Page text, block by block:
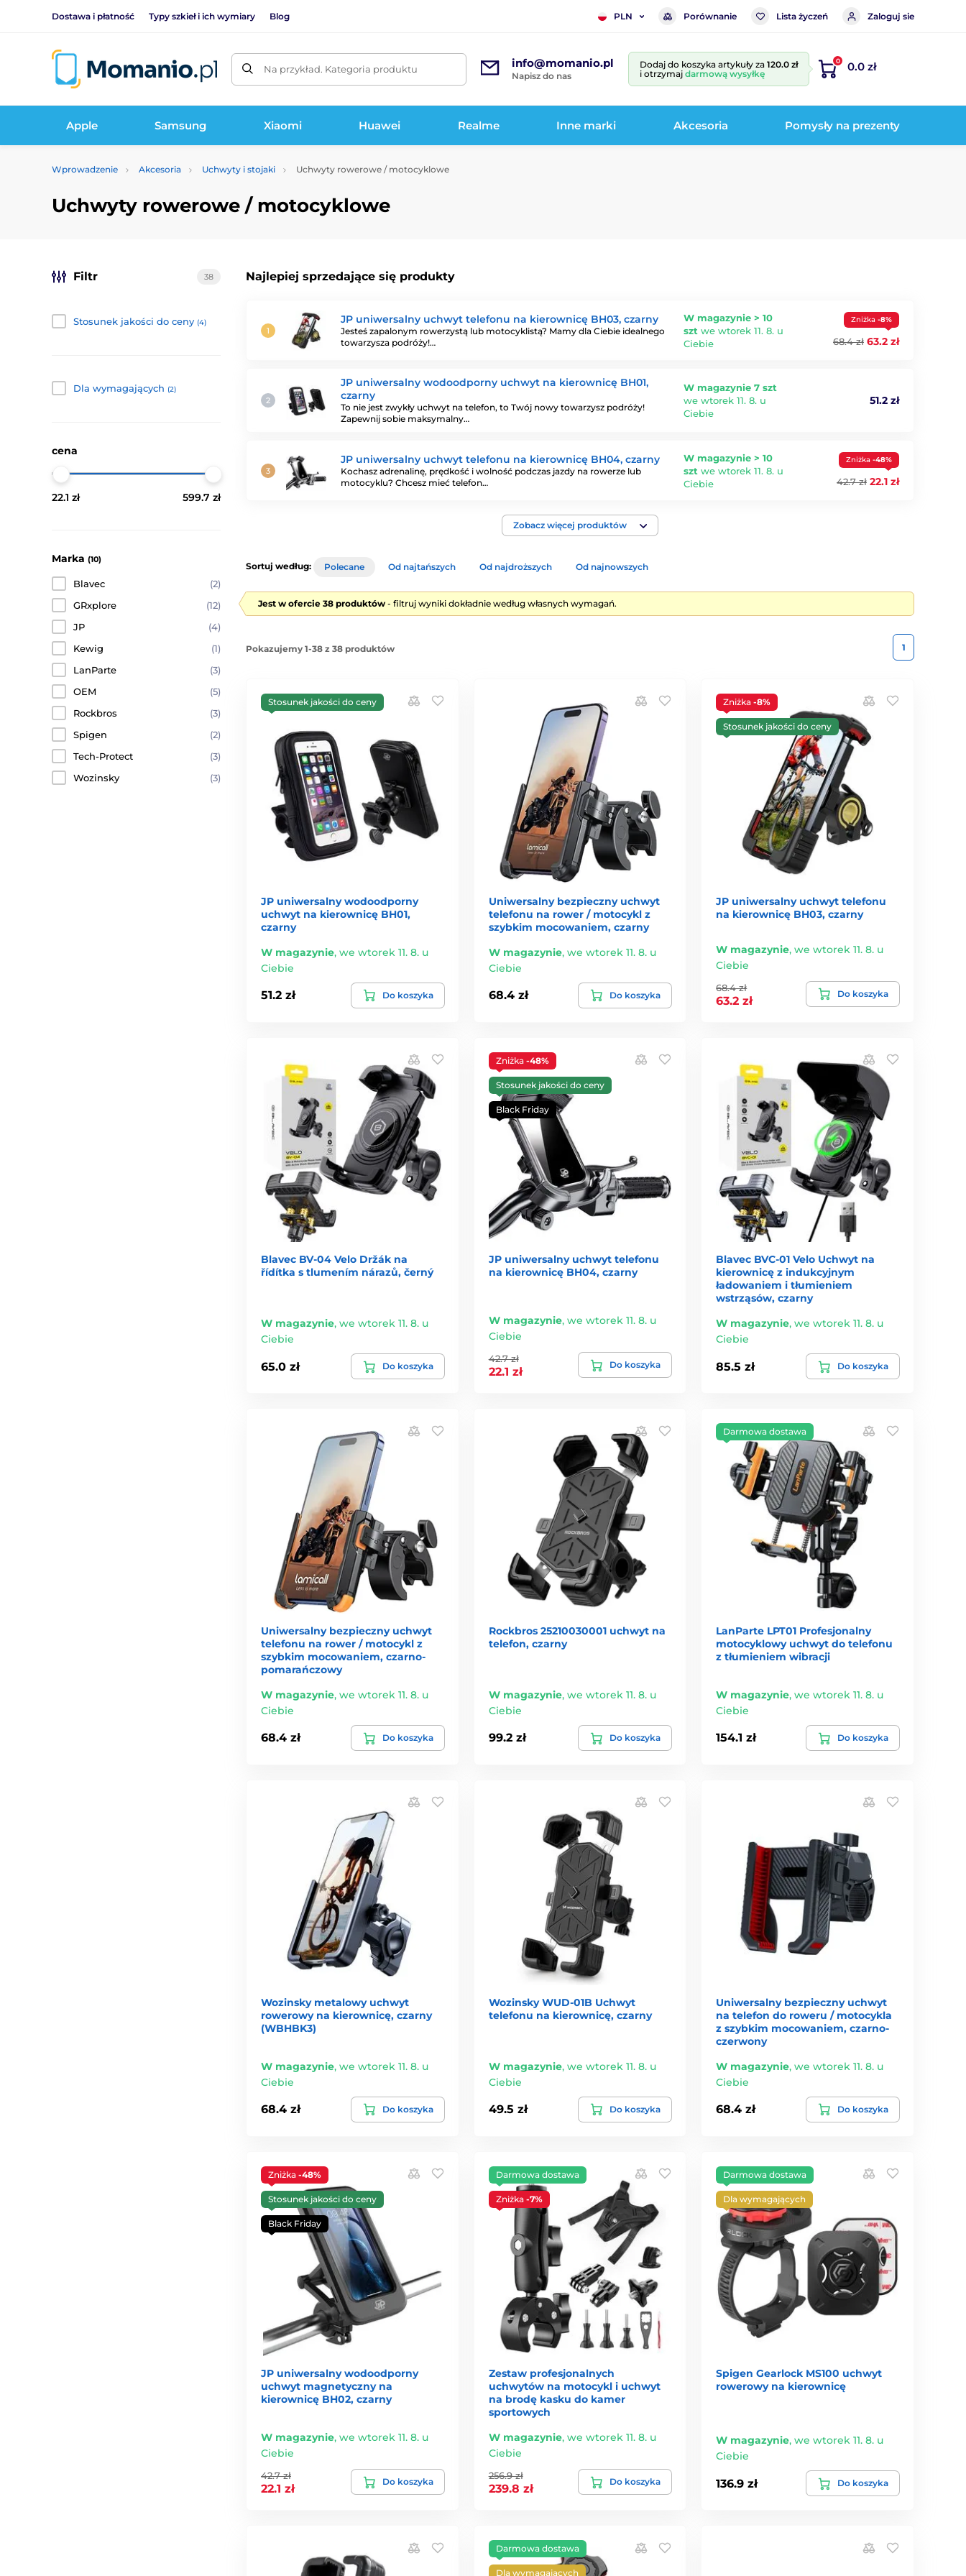
Dostawa i płatność Typy szkieł i ich wymiary Blog PLN Porównanie Lista życzeń Zaloguj sie
Na przykład. Kategoria produktu info@momanio.pl
Napisz do nas
Dodaj do koszyka artykuły za 120.0 zł
i otrzymaj darmową wysyłkę
0 0.0 zł
Apple Samsung Xiaomi Huawei Realme Inne marki Akcesoria Pomysły na prezenty
Wprowadzenie Akcesoria Uchwyty i stojaki Uchwyty rowerowe / motocyklowe
Uchwyty rowerowe / motocyklowe
Najlepiej sprzedające się produkty
JP uniwersalny uchwyt telefonu na kierownicę BH03, czarny
Jesteś zapalonym rowerzystą lub motocyklistą? Mamy dla Ciebie idealnego
towarzysza podróży!…
W magazynie > 10
szt we wtorek 11. 8. u
Ciebie
Zniżka -8%
68.4 zł 63.2 zł
JP uniwersalny wodoodporny uchwyt na kierownicę BH01,
czarny
To nie jest zwykły uchwyt na telefon, to Twój nowy towarzysz podróży!
Zapewnij sobie maksymalny…
W magazynie 7 szt
we wtorek 11. 8. u
Ciebie
51.2 zł
JP uniwersalny uchwyt telefonu na kierownicę BH04, czarny
Kochasz adrenalinę, prędkość i wolność podczas jazdy na rowerze lub
motocyklu? Chcesz mieć telefon…
W magazynie > 10
szt we wtorek 11. 8. u
Ciebie
Zniżka -48%
42.7 zł 22.1 zł
Zobacz więcej produktów
Filtr 38
Stosunek jakości do ceny (4)
Dla wymagających (2)
cena
22.1 zł 599.7 zł
Marka (10)
Blavec
(2)
GRxplore
(12)
JP
(4)
Kewig
(1)
LanParte
(3)
OEM
(5)
Rockbros
(3)
Spigen
(2)
Tech-Protect
(3)
Wozinsky
(3)
Sortuj według: Polecane Od najtańszych Od najdroższych Od najnowszych
Jest w ofercie 38 produktów - filtruj wyniki dokładnie według własnych wymagań.
Pokazujemy 1-38 z 38 produktów 1
Stosunek jakości do ceny
JP uniwersalny wodoodporny
uchwyt na kierownicę BH01,
czarny
W magazynie, we wtorek 11. 8. u
Ciebie
51.2 zł Do koszyka
Uniwersalny bezpieczny uchwyt
telefonu na rower / motocykl z
szybkim mocowaniem, czarny
W magazynie, we wtorek 11. 8. u
Ciebie
68.4 zł Do koszyka
Zniżka-8%
Stosunek jakości do ceny
JP uniwersalny uchwyt telefonu
na kierownicę BH03, czarny
W magazynie,we wtorek 11. 8. u
Ciebie
68.4 zł
63.2 zł
Do koszyka
Blavec BV-04 Velo Držák na
řídítka s tlumením nárazů, černý
W magazynie, we wtorek 11. 8. u
Ciebie
65.0 zł Do koszyka
Zniżka -48%
Stosunek jakości do ceny
Black Friday
JP uniwersalny uchwyt telefonu
na kierownicę BH04, czarny
W magazynie, we wtorek 11. 8. u
Ciebie
42.7 zł
22.1 zł
Do koszyka
Blavec BVC-01 Velo Uchwyt na
kierownicę z indukcyjnym
ładowaniem i tłumieniem
wstrząsów, czarny
W magazynie,we wtorek 11. 8. u
Ciebie
85.5 zł Do koszyka
Uniwersalny bezpieczny uchwyt
telefonu na rower / motocykl z
szybkim mocowaniem, czarno-
pomarańczowy
W magazynie, we wtorek 11. 8. u
Ciebie
68.4 zł Do koszyka
Rockbros 25210030001 uchwyt na
telefon, czarny
W magazynie, we wtorek 11. 8. u
Ciebie
99.2 zł Do koszyka
Darmowa dostawa
LanParte LPT01 Profesjonalny
motocyklowy uchwyt do telefonu
z tłumieniem wibracji
W magazynie,we wtorek 11. 8. u
Ciebie
154.1 zł Do koszyka
Wozinsky metalowy uchwyt
rowerowy na kierownicę, czarny
(WBHBK3)
W magazynie, we wtorek 11. 8. u
Ciebie
68.4 zł Do koszyka
Wozinsky WUD-01B Uchwyt
telefonu na kierownicę, czarny
W magazynie, we wtorek 11. 8. u
Ciebie
49.5 zł Do koszyka
Uniwersalny bezpieczny uchwyt
na telefon do roweru / motocykla
z szybkim mocowaniem, czarno-
czerwony
W magazynie,we wtorek 11. 8. u
Ciebie
68.4 zł Do koszyka
Zniżka -48%
Stosunek jakości do ceny
Black Friday
JP uniwersalny wodoodporny
uchwyt magnetyczny na
kierownicę BH02, czarny
W magazynie, we wtorek 11. 8. u
Ciebie
42.7 zł
22.1 zł
Do koszyka
Darmowa dostawa
Zniżka -7%
Zestaw profesjonalnych
uchwytów na motocykl i uchwyt
na brodę kasku do kamer
sportowych
W magazynie, we wtorek 11. 8. u
Ciebie
256.9 zł
239.8 zł
Do koszyka
Darmowa dostawa
Dla wymagających
Spigen Gearlock MS100 uchwyt
rowerowy na kierownicę
W magazynie,we wtorek 11. 8. u
Ciebie
136.9 zł Do koszyka
Darmowa dostawa
Dla wymagających